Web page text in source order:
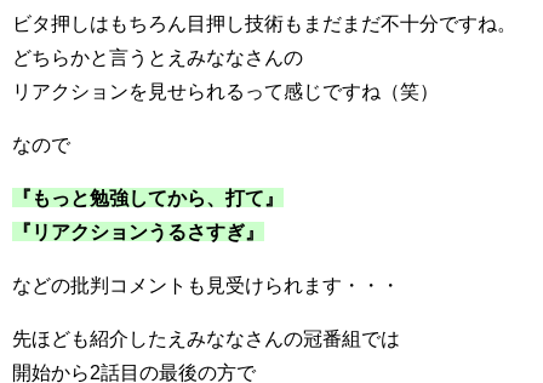
ビタ押しはもちろん目押し技術もまだまだ不十分ですね。
どちらかと言うとえみななさんの
リアクションを見せられるって感じですね（笑）
なので
『もっと勉強してから、打て』
『リアクションうるさすぎ』
などの批判コメントも見受けられます・・・
先ほども紹介したえみななさんの冠番組では
開始から2話目の最後の方で